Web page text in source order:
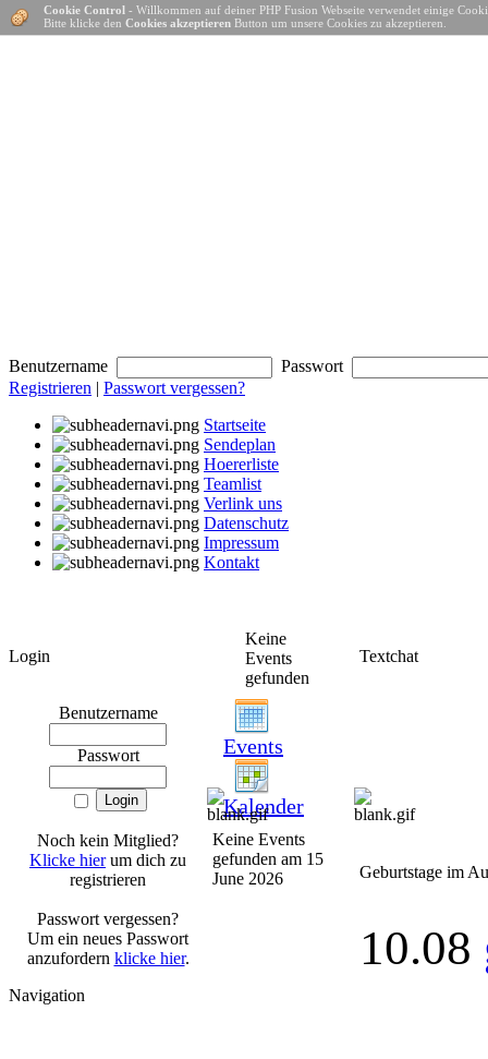
Benutzername
Passwort
Registrieren | Passwort vergessen?
Startseite
Sendeplan
Hoererliste
Teamlist
Verlink uns
Datenschutz
Impressum
Kontakt
Login
Benutzername
Passwort
Noch kein Mitglied?
Klicke hierum dich zu
registrieren
Passwort vergessen?
Um ein neues Passwort
anzufordern klicke hier.
Navigation
Keine
Events
gefunden
Events
Kalender
Keine Events
gefunden am 15
June 2026
Cookie Control - Willkommen auf deiner PHP Fusion Webseite verwendet einige
Bitte klicke den Cookies akzeptieren Button um unsere Cookies zu akzeptieren.
Textchat
Geburtstage im
10.08